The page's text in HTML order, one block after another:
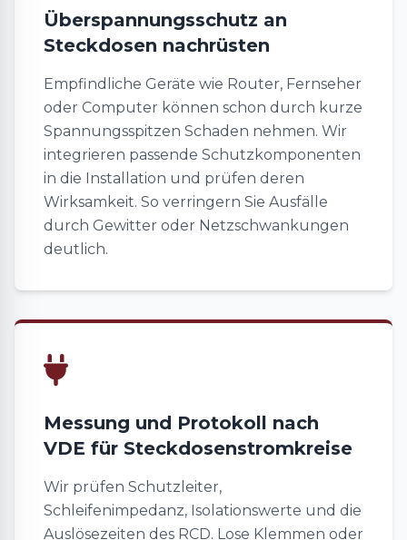
Überspannungsschutz an
Steckdosen nachrüsten
Empfindliche Geräte wie Router, Fernseher
oder Computer können schon durch kurze
Spannungsspitzen Schaden nehmen. Wir
integrieren passende Schutzkomponenten
in die Installation und prüfen deren
Wirksamkeit. So verringern Sie Ausfälle
durch Gewitter oder Netzschwankungen
deutlich.
Messung und Protokoll nach
VDE für Steckdosenstromkreise
Wir prüfen Schutzleiter,
Schleifenimpedanz, Isolationswerte und die
Auslösezeiten des RCD. Lose Klemmen oder